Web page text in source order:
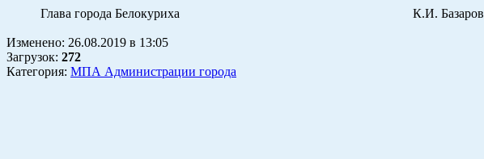
Глава города Белокуриха К.И. Базаров
Изменено: 26.08.2019 в 13:05
Загрузок: 272
Категория: МПА Администрации города